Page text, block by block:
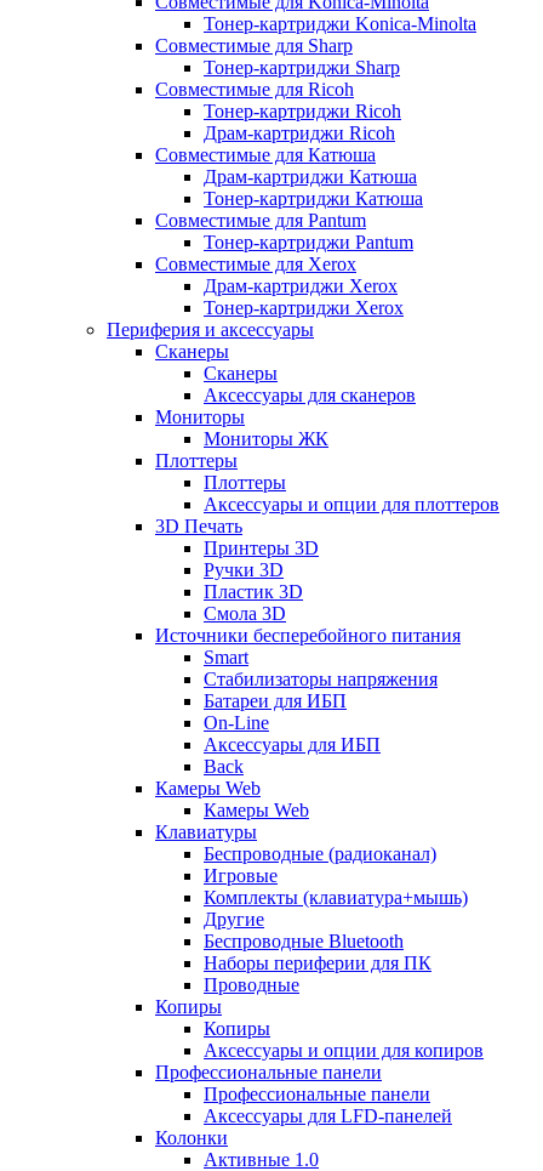
Тонер-картриджи Konica-Minolta
Совместимые для Sharp
Тонер-картриджи Sharp
Совместимые для Ricoh
Тонер-картриджи Ricoh
Драм-картриджи Ricoh
Совместимые для Катюша
Драм-картриджи Катюша
Тонер-картриджи Катюша
Совместимые для Pantum
Тонер-картриджи Pantum
Совместимые для Xerox
Драм-картриджи Xerox
Тонер-картриджи Xerox
Периферия и аксессуары
Сканеры
Сканеры
Аксессуары для сканеров
Мониторы
Мониторы ЖК
Плоттеры
Плоттеры
Аксессуары и опции для плоттеров
3D Печать
Принтеры 3D
Ручки 3D
Пластик 3D
Смола 3D
Источники бесперебойного питания
Smart
Стабилизаторы напряжения
Батареи для ИБП
On-Line
Аксессуары для ИБП
Back
Камеры Web
Камеры Web
Клавиатуры
Беспроводные (радиоканал)
Игровые
Комплекты (клавиатура+мышь)
Другие
Беспроводные Bluetooth
Наборы периферии для ПК
Проводные
Копиры
Копиры
Аксессуары и опции для копиров
Профессиональные панели
Профессиональные панели
Аксессуары для LFD-панелей
Колонки
Активные 1.0